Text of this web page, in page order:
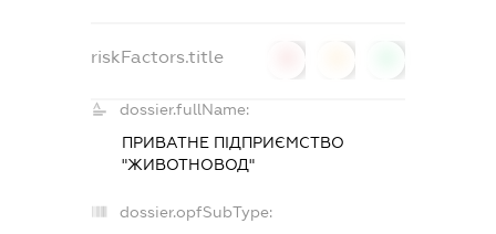
riskFactors.title
dossier.fullName:
ПРИВАТНЕ ПІДПРИЄМСТВО
"ЖИВОТНОВОД"
dossier.opfSubType: